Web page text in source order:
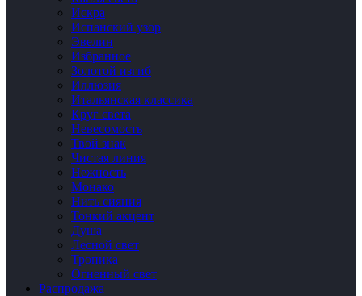
Искра
Испанский узор
Эвелин
Избранное
Золотой изгиб
Иллюзия
Итальянская классика
Круг света
Невесомость
Твой знак
Чистая линия
Нежность
Монако
Нить сияния
Тонкий акцент
Душа
Лесной свет
Тропика
Огненный свет
Распродажа